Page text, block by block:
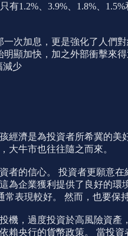
有1.2%、3.9%、1.8%、
次加息，更是強化了人們
顯加快，加之外部衝擊來
減少
濟是為投資者所希冀的
大牛市也往往隨之而來。
的信心。 投資者更願意
企業獲利提供了良好的
表現較好。 然而，也要保
，過度投資於高風險資
央行的貨幣政策。 當投